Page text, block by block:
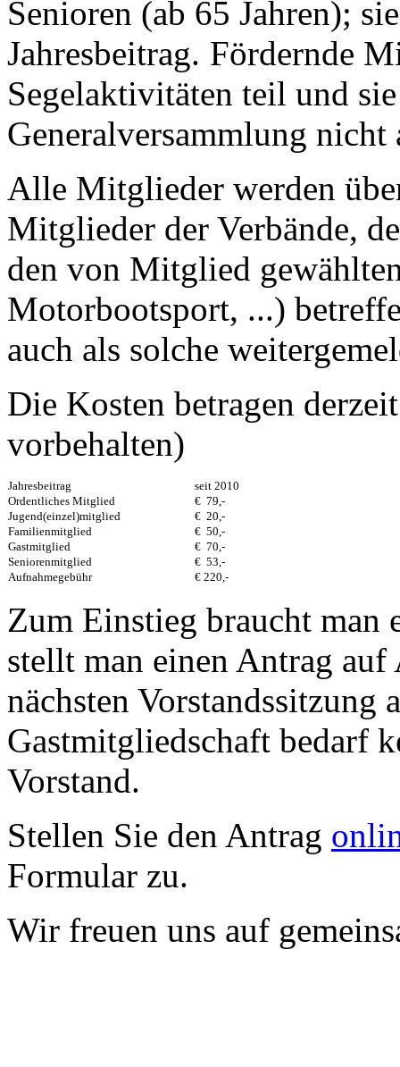
Senioren (ab 65 Jahren);
Jahresbeitrag. Fördernde
Segelaktivitäten teil und
Generalversammlung nicht
Alle Mitglieder werden
Mitglieder der Verbände,
den von Mitglied
Motorbootsport, ...)
auch als solche
Die Kosten betragen
vorbehalten)
Jahresbeitrag
seit 2010
Ordentliches Mitglied
€ 79,-
Jugend(einzel)mitglied
€ 20,-
Familienmitglied
€ 50,-
Gastmitglied
€ 70,-
Seniorenmitglied
€ 53,-
Aufnahmegebühr
€ 220,-
Zum Einstieg braucht man
stellt man einen Antrag
nächsten
Gastmitgliedschaft bedarf
Vorstand.
Stellen Sie den Antrag
Formular zu.
Wir freuen uns auf